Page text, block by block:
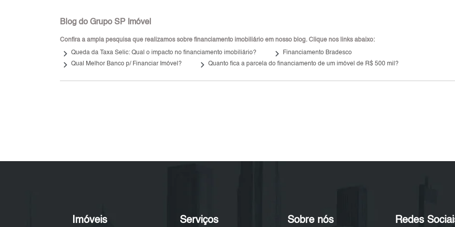
Blog do Grupo SP Imóvel
Confira a ampla pesquisa que realizamos sobre financiamento imobiliário em nosso blog. Clique nos links abaixo:
keyboard_arrow_right Queda da Taxa Selic: Qual o impacto no financiamento imobiliário? keyboard_arrow_right Financiamento Bradesco
keyboard_arrow_right Qual Melhor Banco p/ Financiar Imóvel? keyboard_arrow_right Quanto fica a parcela do financiamento de um imóvel de R$ 500 mil?
Imóveis Serviços Sobre nós Redes